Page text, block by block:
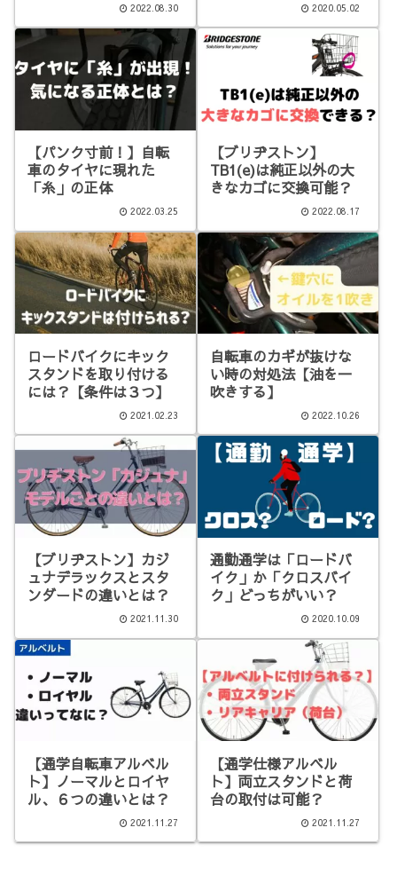
2022.08.30 2020.05.02
【パンク寸前！】自転
車のタイヤに現れた
「糸」の正体
2022.03.25
【ブリヂストン】
TB1(e)は純正以外の大
きなカゴに交換可能？
2022.08.17
ロードバイクにキック
スタンドを取り付ける
には？【条件は３つ】
2021.02.23
自転車のカギが抜けな
い時の対処法【油を一
吹きする】
2022.10.26
【ブリヂストン】カジ
ュナデラックスとスタ
ンダードの違いとは？
2021.11.30
通勤通学は「ロードバ
イク」か「クロスバイ
ク」どっちがいい？
2020.10.09
【通学自転車アルベル
ト】ノーマルとロイヤ
ル、６つの違いとは？
2021.11.27
【通学仕様アルベル
ト】両立スタンドと荷
台の取付は可能？
2021.11.27